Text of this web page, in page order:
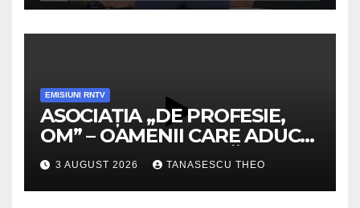
EMISIUNI RNTV
ASOCIAȚIA „DE PROFESIE,
OM” – OAMENII CARE ADUC
VALOARE COMUNITĂȚII /
SECRETELE SUCCESULUI
/VIDEO
3 AUGUST 2026 TANASESCU THEO